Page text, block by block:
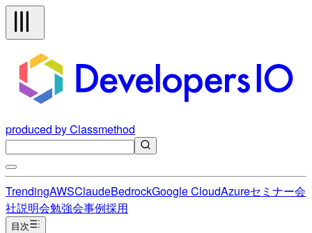
produced by Classmethod
TrendingAWSClaudeBedrockGoogle CloudAzureセミナー会
社説明会勉強会事例採用
目次